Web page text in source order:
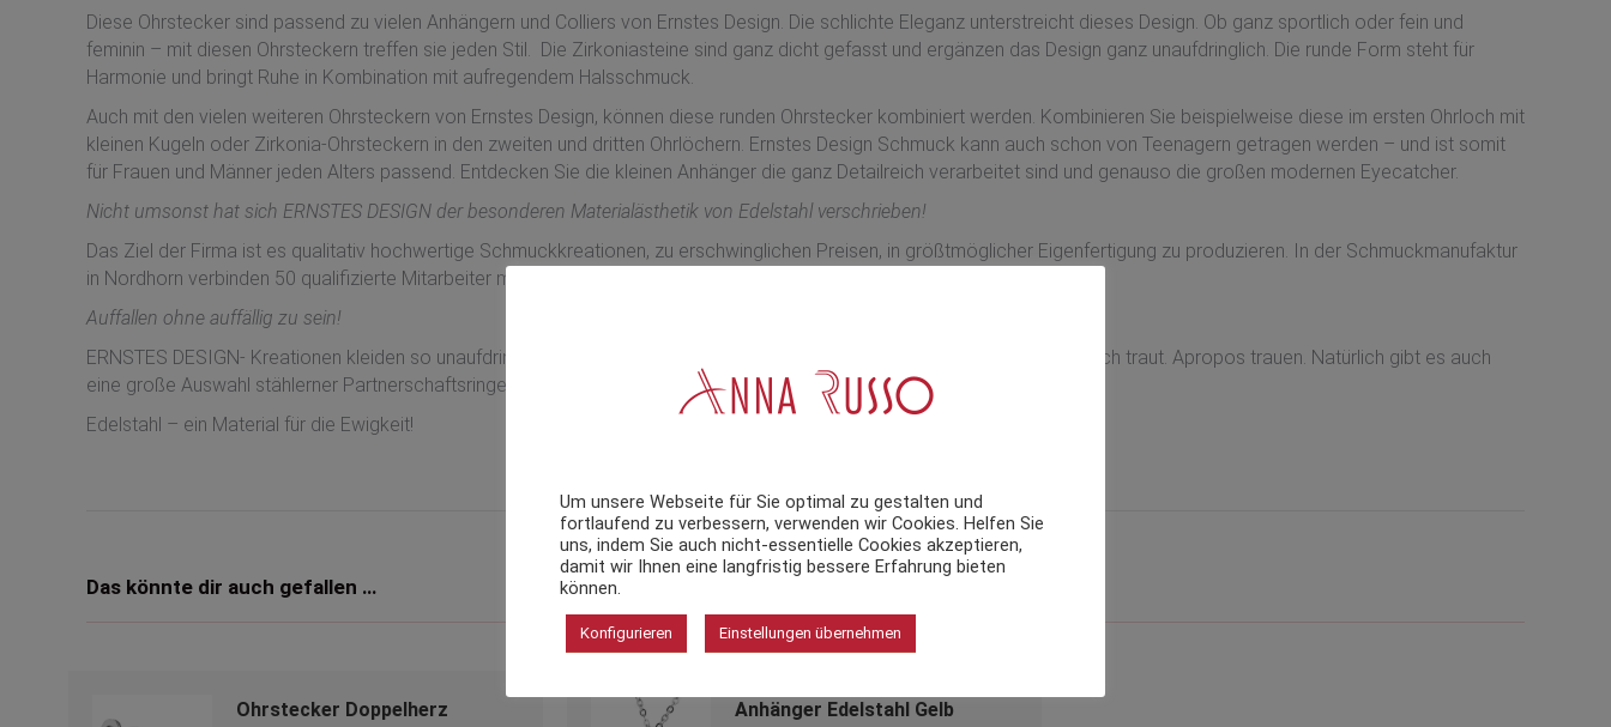
Diese Ohrstecker sind passend zu vielen Anhängern und Colliers von Ernstes Design. Die schlichte Eleganz unterstreicht dieses Design. Ob ganz sportlich oder fein und
feminin – mit diesen Ohrsteckern treffen sie jeden Stil. Die Zirkoniasteine sind ganz dicht gefasst und ergänzen das Design ganz unaufdringlich. Die runde Form steht für
Harmonie und bringt Ruhe in Kombination mit aufregendem Halsschmuck.
Auch mit den vielen weiteren Ohrsteckern von Ernstes Design, können diese runden Ohrstecker kombiniert werden. Kombinieren Sie beispielweise diese im ersten Ohrloch mit
kleinen Kugeln oder Zirkonia-Ohrsteckern in den zweiten und dritten Ohrlöchern. Ernstes Design Schmuck kann auch schon von Teenagern getragen werden – und ist somit
für Frauen und Männer jeden Alters passend. Entdecken Sie die kleinen Anhänger die ganz Detailreich verarbeitet sind und genauso die großen modernen Eyecatcher.
Nicht umsonst hat sich ERNSTES DESIGN der besonderen Materialästhetik von Edelstahl verschrieben!
Das Ziel der Firma ist es qualitativ hochwertige Schmuckkreationen, zu erschwinglichen Preisen, in größtmöglicher Eigenfertigung zu produzieren. In der Schmuckmanufaktur
in Nordhorn verbinden 50 qualifizierte Mitarbeiter moderne Fertigungstechniken mit traditioneller Handwerkskunst.
Auffallen ohne auffällig zu sein!
ERNSTES DESIGN- Kreationen kleiden so unaufdringlich, dass ihnen nicht nur die Frauen verfallen, sondern selbst „Mann“ sich traut. Apropos trauen. Natürlich gibt es auch
eine große Auswahl stählerner Partnerschaftsringe.
Edelstahl – ein Material für die Ewigkeit!
Das könnte dir auch gefallen …
Ohrstecker Doppelherz
Anhänger Edelstahl Gelb
Um unsere Webseite für Sie optimal zu gestalten und
fortlaufend zu verbessern, verwenden wir Cookies. Helfen Sie
uns, indem Sie auch nicht-essentielle Cookies akzeptieren,
damit wir Ihnen eine langfristig bessere Erfahrung bieten
können.
Konfigurieren Einstellungen übernehmen